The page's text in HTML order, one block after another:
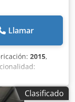
Llamar
2015,
Atlas Copco
13 bar, 3,57
Clasificado